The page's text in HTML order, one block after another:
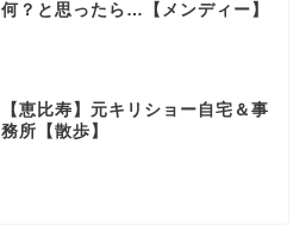
何？と思ったら…【メンディー】
【恵比寿】元キリショー自宅＆事
務所【散歩】